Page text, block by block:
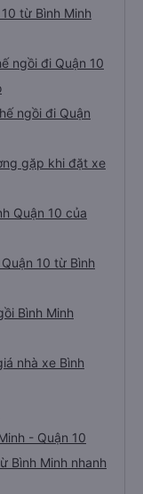
từ Bình Minh
ngồi đi Quận 10
ngồi đi Quận
gặp khi đặt xe
Quận 10 của
10 từ Bình
Bình Minh
nhà xe Bình
- Quận 10
Bình Minh nhanh